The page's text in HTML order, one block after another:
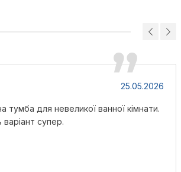
25.05.2026
тумба для невеликої ванної кімнати.
варіант супер.